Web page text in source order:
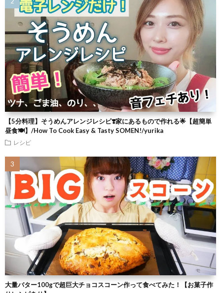
【5分料理】そうめんアレンジレシピ❣️家にあるもので作れる🌟【超簡単
昼食🍽】/How To Cook Easy & Tasty SOMEN!/yurika
レシピ
大量バター100gで超巨大チョコスコーン作って食べてみた！【お菓子作